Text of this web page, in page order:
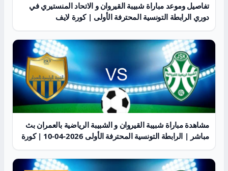
تفاصيل وموعد مباراة شبيبة القيروان و الاتحاد المنستيري في
دوري الرابطة التونسية المحترفة الأولى | كورة لايف
مشاهدة مباراة شبيبة القيروان و الشبيبة الرياضية بالعمران بث
مباشر | الرابطة التونسية المحترفة الأولى 2026-04-10 | كورة
لايف